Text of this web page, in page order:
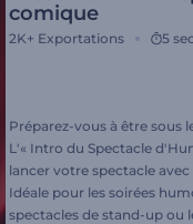
comique
2K+ Exportations 5
Préparez-vous à être sous
L'« Intro du Spectacle
lancer votre spectacle
Idéale pour les soirées
spectacles de stand-up ou